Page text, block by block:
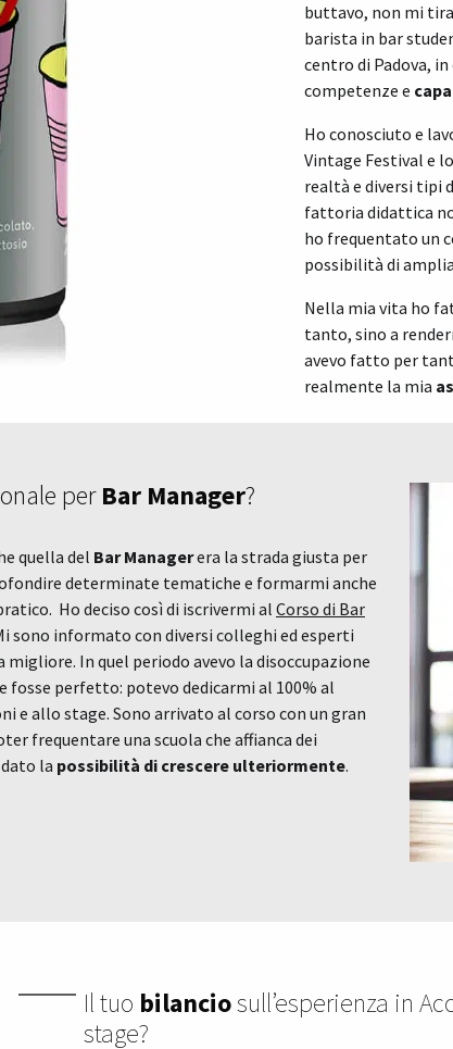
buttavo, non mi
barista in bar
centro di Padova,
competenze e
Ho conosciuto e
Vintage Festival e
realtà e diversi tipi
fattoria didattica
ho frequentato un
possibilità di
Nella mia vita ho
tanto, sino a
avevo fatto per
realmente la mia
perBar Manager?
quella del Bar Managerera la strada giusta per
determinate tematiche e formarmi anche
Ho deciso così di iscrivermi al Corso di Bar
sono informato con diversi colleghi ed esperti
In quel periodo avevo la disoccupazione
perfetto: potevo dedicarmi al 100% al
e allo stage. Sono arrivato al corso con un gran
frequentare una scuola che affianca dei
la possibilità di crescere ulteriormente.
Il tuo bilanciosull’esperienza in
stage?